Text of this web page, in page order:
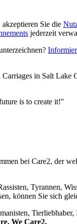
Sie die
jederzeit
in Salt Lake
is to create it!"
bei Care2, der
Tyrannen,
können Sie sich
We Care2.